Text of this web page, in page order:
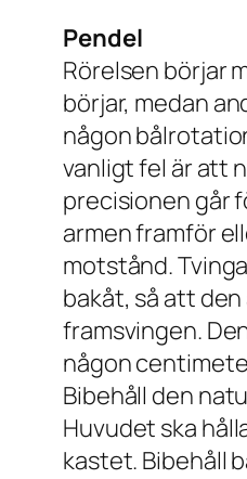
Pendel
Rörelsen börjar
börjar, medan
någon
vanligt fel är att
precisionen går
armen framför
motstånd.
bakåt, så att
framsvingen.
någon
Bibehåll den
Huvudet ska
kastet. Bibehåll